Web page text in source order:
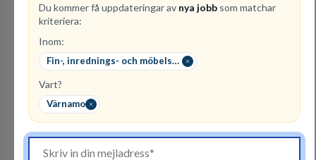
Du kommer få uppdateringar av nya jobb som matchar
kriteriera:
Inom:
Fin-, inrednings- och möbelsnickare
Vart?
Värnamo
Gulliksson AB
2lediga jobb
Vår kombination av immaterialrätt och
affärsjuridik gör oss till förstahandsvalet som
affärsjuridisk advokatbyrå och rådgivare för